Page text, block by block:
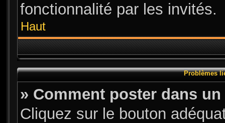
fonctionnalité par les invités.
Haut
Problèmes
» Comment poster dans
Cliquez sur le bouton